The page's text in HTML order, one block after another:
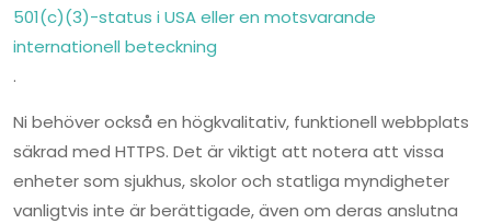
501(c)(3)-status i USA eller en motsvarande
internationell beteckning
.
Ni behöver också en högkvalitativ, funktionell webbplats
säkrad med HTTPS. Det är viktigt att notera att vissa
enheter som sjukhus, skolor och statliga myndigheter
vanligtvis inte är berättigade, även om deras anslutna